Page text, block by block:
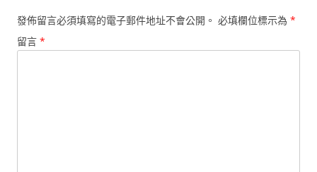
發佈留言必須填寫的電子郵件地址不會公開。 必填欄位標示為 *
留言 *